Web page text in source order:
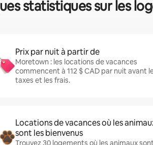
statistiques sur les
Prix par nuit à partir de
Moretown : les locations de vacances
commencent à 112 $ CAD par nuit avant
taxes et les frais.
Locations de vacances où les
sont les bienvenus
Trouvez 30 logements où les animaux